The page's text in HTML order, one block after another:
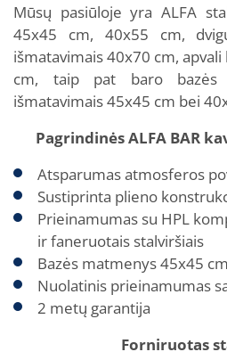
Mūsų pasiūloje yra ALFA
45x45 cm, 40x55 cm,
išmatavimais 40x70 cm,
cm, taip pat baro
išmatavimais 45x45 cm bei
Pagrindinės ALFA BAR
Atsparumas atmosferos
Sustiprinta plieno
Prieinamumas su HPL
ir faneruotais stalviršiais
Bazės matmenys 45x45 cm
Nuolatinis prieinamumas
2 metų garantija
Forniruotas